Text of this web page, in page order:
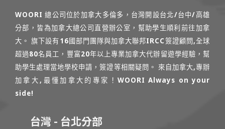
WOORI 總公司位於加拿大多倫多，台灣開設台北/台中/高雄
分部，皆為加拿大總公司直營辦公室，幫助學生順利前往加拿
大。 旗下設有16國部門團隊與加拿大聯邦IRCC簽證顧問,全球
超過80名員工，豐富20年以上專業加拿大代辦留遊學經驗，幫
助學生處理當地學校申請，簽證等相關疑問。 來自加拿大,專辦
加拿大,最懂加拿大的專家！WOORI Always on your
side!
台灣 - 台北分部